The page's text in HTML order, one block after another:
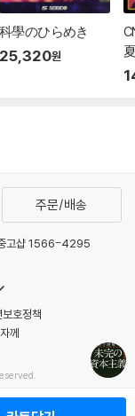
科學のひらめき
25,320원
주문/배송
고샵 1566-4295
보호정책
께